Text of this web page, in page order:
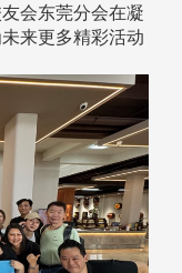
会东莞分会在凝
来更多精彩活动